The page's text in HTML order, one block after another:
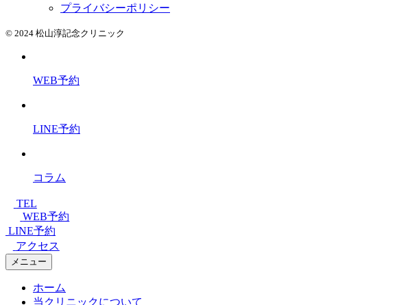
プライバシーポリシー
© 2024 松山淳記念クリニック
WEB予約
LINE予約
コラム
TEL
WEB予約
LINE予約
アクセス
メニュー
ホーム
当クリニックについて